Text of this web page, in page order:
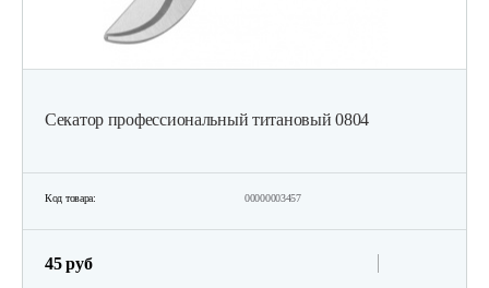
Секатор профессиональный титановый 0804
Код товара: 00000003457
45 руб